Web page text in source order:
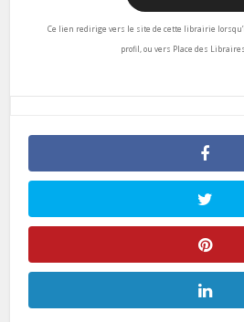
Ce lien redirige vers le site de cette librairie
profil, ou vers Place des